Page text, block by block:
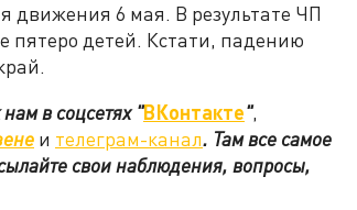
движения 6 мая. В результате ЧП
пятеро детей. Кстати, падению
в соцсетях"ВКонтакте",
и телеграм-канал. Там все самое
свои наблюдения, вопросы,